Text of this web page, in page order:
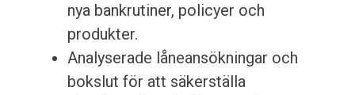
nya bankrutiner, policyer och
produkter.
Analyserade låneansökningar och
bokslut för att säkerställa